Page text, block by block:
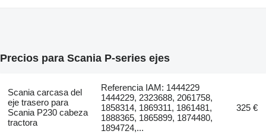
Precios para Scania P-series ejes
Scania carcasa del
eje trasero para
Scania P230 cabeza
tractora
Referencia IAM: 1444229
1444229, 2323688, 2061758,
1858314, 1869311, 1861481,
1888365, 1865899, 1874480,
1894724,...
325 €